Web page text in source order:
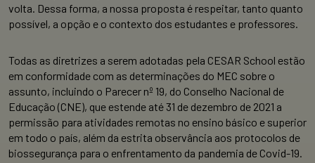
volta. Dessa forma, a nossa proposta é respeitar, tanto quanto
possível, a opção e o contexto dos estudantes e professores.
Todas as diretrizes a serem adotadas pela CESAR School estão
em conformidade com as determinações do MEC sobre o
assunto, incluindo o Parecer nº 19, do Conselho Nacional de
Educação (CNE), que estende até 31 de dezembro de 2021 a
permissão para atividades remotas no ensino básico e superior
em todo o país, além da estrita observância aos protocolos de
biossegurança para o enfrentamento da pandemia de Covid-19.